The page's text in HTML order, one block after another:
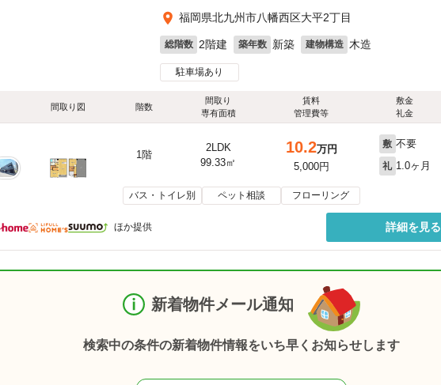
福岡県北九州市八幡西区大平2丁目
総階数 2階建 築年数 新築 建物構造 木造
駐車場あり
間取り図 階数
間取り
専有面積
賃料
管理費等
敷金
礼金
1階
2LDK
99.33㎡
10.2万円
5,000円
敷 不要
礼 1.0ヶ月
バス・トイレ別 ペット相談 フローリング
ほか提供 詳細を見る
新着物件メール通知
検索中の条件の新着物件情報をいち早くお知らせします